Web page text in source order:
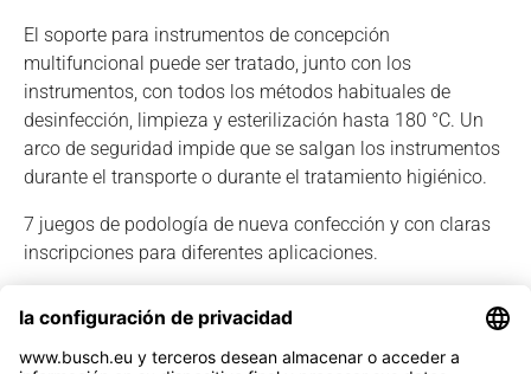
El soporte para instrumentos de concepción
multifuncional puede ser tratado, junto con los
instrumentos, con todos los métodos habituales de
desinfección, limpieza y esterilización hasta 180 °C. Un
arco de seguridad impide que se salgan los instrumentos
durante el transporte o durante el tratamiento higiénico.
7 juegos de podología de nueva confección y con claras
inscripciones para diferentes aplicaciones.
Ver catálogo especial